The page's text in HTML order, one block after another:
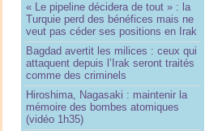
« Le pipeline décidera de tout » : la
Turquie perd des bénéfices mais ne
veut pas céder ses positions en Irak
Bagdad avertit les milices : ceux qui
attaquent depuis l’Irak seront traités
comme des criminels
Hiroshima, Nagasaki : maintenir la
mémoire des bombes atomiques
(vidéo 1h35)